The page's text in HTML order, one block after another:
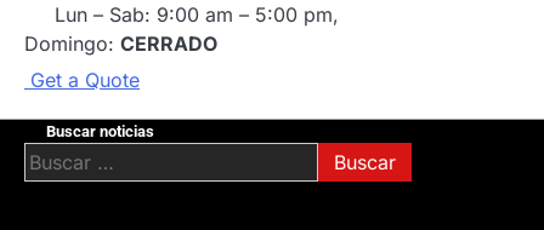
Lun – Sab: 9:00 am – 5:00 pm,
Domingo: CERRADO
Get a Quote
Buscar noticias
Buscar: